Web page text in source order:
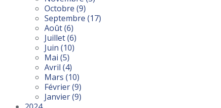
Octobre (9)
Septembre (17)
Août(6)
Juillet(6)
Juin (10)
Mai (5)
Avril (4)
Mars (10)
Février(9)
Janvier(9)